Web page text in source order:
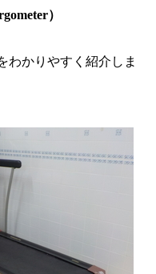
）
わかりやすく紹介しま